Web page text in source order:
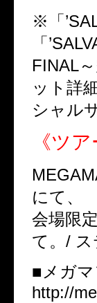
※「
「
FINAL
ット詳
シャル
《ツ
にて、
会場限
て。/ ス
■メガ
http://